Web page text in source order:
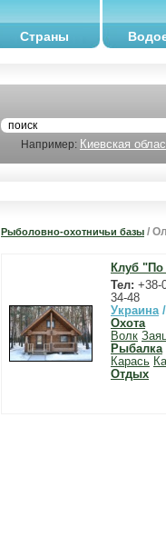
Страны
Например: Киевская
Рыболовно-охотничьи базы /
Клуб
Тел: +38-
34-48
Украина
Охота
Волк
Рыбалка
Карась
Отдых